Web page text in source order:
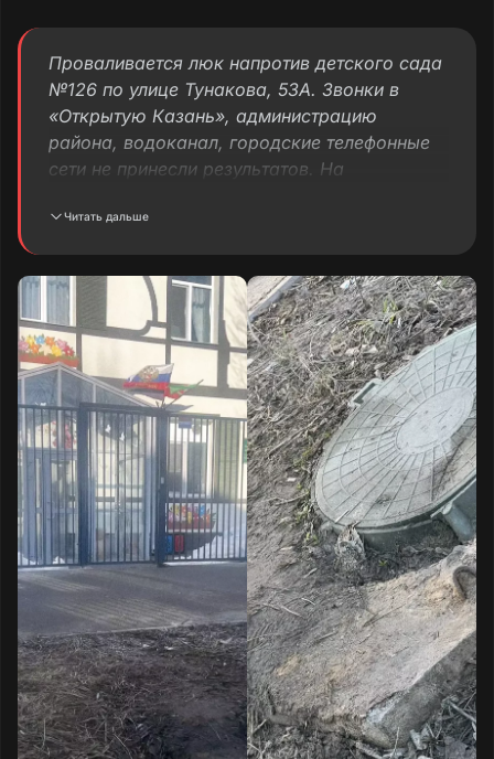
Проваливается люк напротив детского сада
№126 по улице Тунакова, 53А. Звонки в
«Открытую Казань», администрацию
района, водоканал, городские телефонные
сети не принесли результатов. На
инстанции «гоняли» нас в разные службы,
«рекомендовала» самостоятельно поискать
хозяина люка.
Текст обращения
Читать дальше